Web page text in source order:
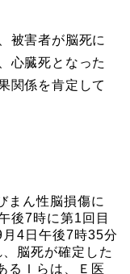
被害者が脳死に
心臓死となった
関係を肯定して
まん性脳損傷に
後7時に第1回目
4日午後7時35分
脳死が確定した
るＩらは、Ｅ医